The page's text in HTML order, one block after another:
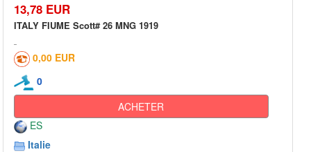
13,78 EUR
ITALY FIUME Scott# 26 MNG 1919
0,00 EUR
0
ACHETER
ES
Italie